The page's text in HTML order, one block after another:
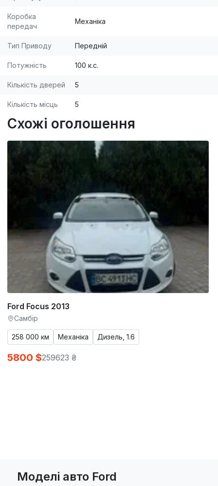
Коробка
передач
Механіка
Тип Приводу Передній
Потужність 100 к.с.
Кількість дверей 5
Кількість місць 5
Схожі оголошення
Ford Focus 2013
Самбір
258 000 км Механіка Дизель, 1.6
5800 $259623 ₴
Моделі авто Ford